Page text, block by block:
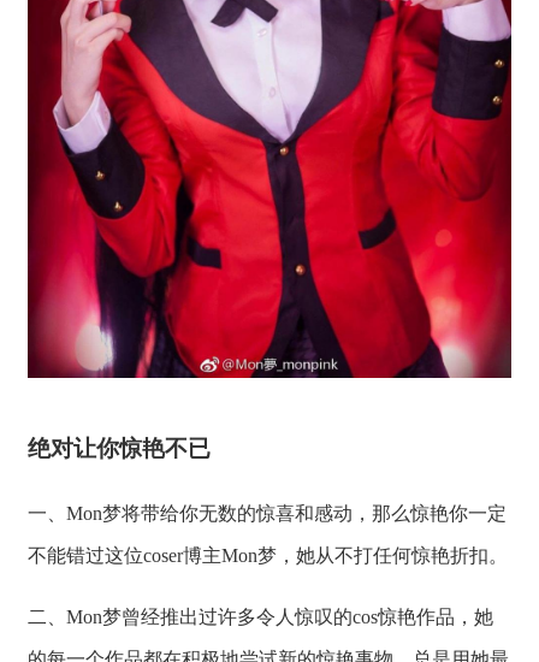
绝对让你惊艳不已
一、Mon梦将带给你无数的惊喜和感动，那么惊艳你一定
不能错过这位coser博主Mon梦，她从不打任何惊艳折扣。
二、Mon梦曾经推出过许多令人惊叹的cos惊艳作品，她